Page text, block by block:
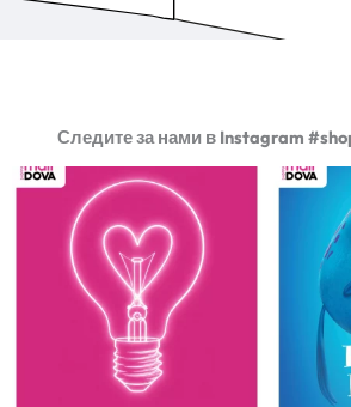
Следите за нами в Instagram